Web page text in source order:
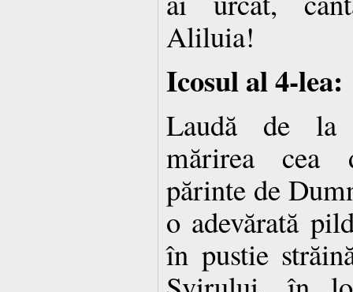
Aliluia!
Icosul al 4-lea:
Laudă de la
mărirea cea
părinte de
o adevărată
în pustie